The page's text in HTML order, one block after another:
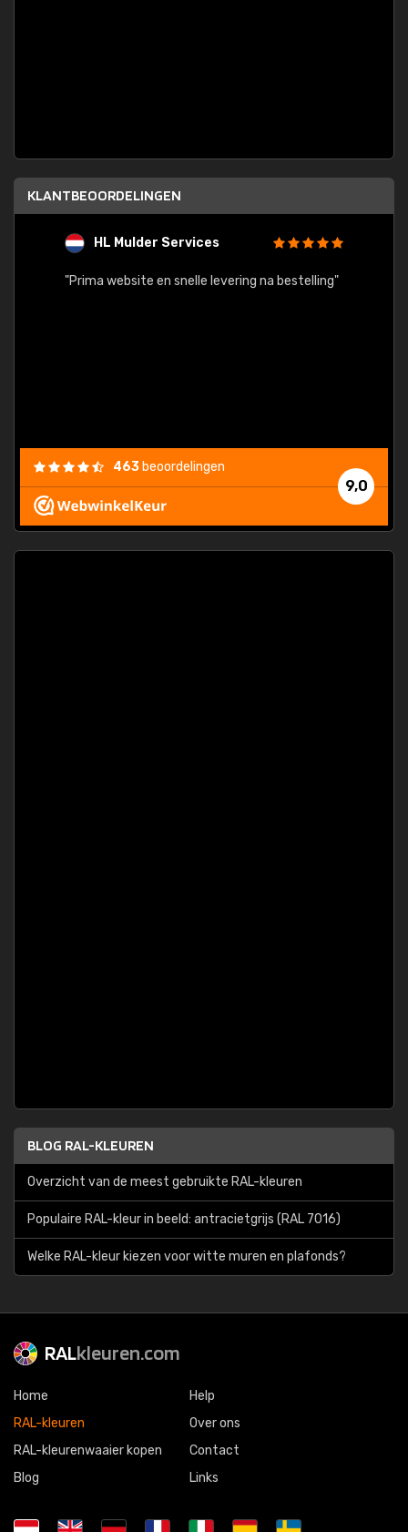
KLANTBEOORDELINGEN
HL Mulder Services
"Prima website en snelle levering na bestelling"
9,0
463 beoordelingen
BLOG RAL-KLEUREN
Overzicht van de meest gebruikte RAL-kleuren
Populaire RAL-kleur in beeld: antracietgrijs (RAL 7016)
Welke RAL-kleur kiezen voor witte muren en plafonds?
RALkleuren.com
Home
RAL-kleuren
RAL-kleurenwaaier kopen
Blog
Help
Over ons
Contact
Links